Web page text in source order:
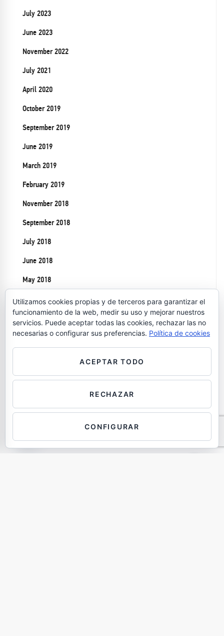
July 2023
June 2023
November 2022
July 2021
April 2020
October 2019
September 2019
June 2019
March 2019
February 2019
November 2018
September 2018
July 2018
June 2018
May 2018
April 2018
March 2018
November 2017
February 2017
Utilizamos cookies propias y de terceros para garantizar el
funcionamiento de la web, medir su uso y mejorar nuestros
servicios. Puede aceptar todas las cookies, rechazar las no
necesarias o configurar sus preferencias. Política de cookies
ACEPTAR TODO
RECHAZAR
CONFIGURAR
Contáctanos
OPEN